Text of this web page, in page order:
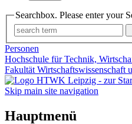
Searchbox. Please enter your
Personen
Hochschule für Technik,
Fakultät Wirtschaftswissenschaft
Skip main site navigation
Hauptmenü